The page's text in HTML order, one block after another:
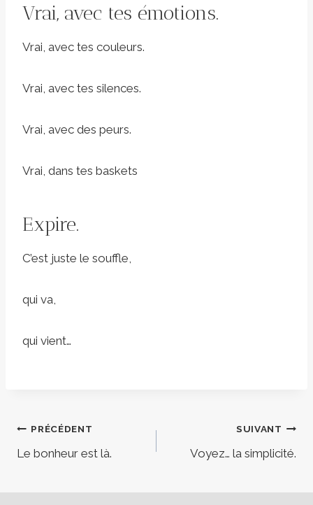
Vrai, avec tes émotions.
Vrai, avec tes couleurs.
Vrai, avec tes silences.
Vrai, avec des peurs.
Vrai, dans tes baskets
Expire.
C’est juste le souffle,
qui va,
qui vient…
Navigation
de
PRÉCÉDENT
Le bonheur est là.
SUIVANT
Voyez… la simplicité.